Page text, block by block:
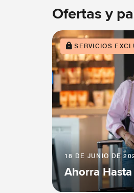
Ofertas y
SERVICIOS
18 DE JUNIO DE
Ahorra Hasta